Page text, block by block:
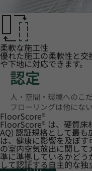
柔軟な施工性
優れた施工の柔軟性と
や下地に対応できます。
認定
人・空間・環境へのこ
フローリングは他にな
FloorScore®
FloorScore® は、硬質床
AQ) 認証規格として最
は、健康に影響を及ぼ
の室内空気放出に関し
準に準拠しているかど
して認証する自主的な